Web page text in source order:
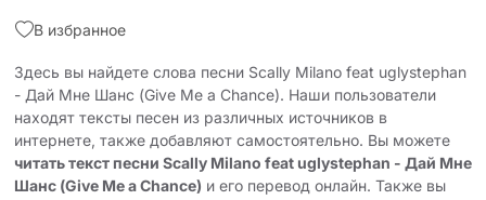
В избранное
Здесь вы найдете слова песни Scally Milano feat ​uglystephan
- Дай Мне Шанс (Give Me a Chance). Наши пользователи
находят тексты песен из различных источников в
интернете, также добавляют самостоятельно. Вы можете
читать текст песни Scally Milano feat ​uglystephan - Дай Мне
Шанс (Give Me a Chance) и его перевод онлайн. Также вы